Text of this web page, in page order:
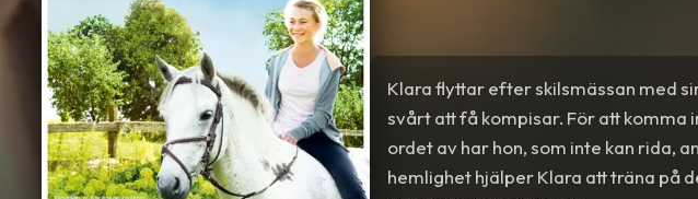
Klara flyttar efter skilsmässan med
svårt att få kompisar. För att komma
ordet av har hon, som inte kan rida,
hemlighet hjälper Klara att träna på